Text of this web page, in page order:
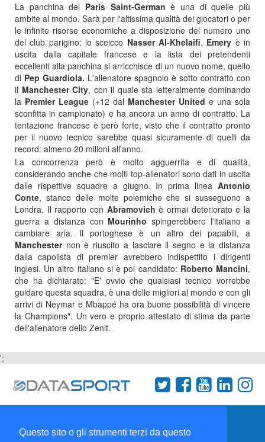
Questo sito o gli strumenti terzi da questo
La panchina del Paris Saint-German è una di quelle più
ambite al mondo. Sarà per l'altissima qualità dei giocatori o per
le infinite risorse economiche a disposizione del numero uno
del club parigino: lo sceicco Nasser Al-Khelaifi. Emery è in
uscita dalla capitale francese e la lista dei pretendenti
eccellenti alla panchina si arricchisce di un nuovo nome, quello
di Pep Guardiola. L'allenatore spagnolo è sotto contratto con
il Manchester City, con il quale sta letteralmente dominando
la Premier League (+12 dal Manchester United e una sola
sconfitta in campionato) e ha ancora un anno di contratto. La
tentazione francese è però forte, visto che il contratto pronto
per il nuovo tecnico sarebbe quasi sicuramente di quelli da
record: almeno 20 milioni all'anno.
La concorrenza però è molto agguerrita e di qualità,
considerando anche che molti top-allenatori sono dati in uscita
dalle rispettive squadre a giugno. In prima linea Antonio
Conte, stanco delle molte polemiche che si susseguono a
Londra. Il rapporto con Abramovich è ormai deteriorato e la
guerra a distanza con Mourinho spingerebbero l'italiano a
cambiare aria. Il portoghese è un altro dei papabili, a
Manchesternon è riuscito a lasciare il segno e la distanza
dalla capolista di premier avrebbero indispettito i dirigenti
inglesi. Un altro italiano si è poi candidato: Roberto Mancini,
che ha dichiarato: "E' ovvio che qualsiasi tecnico vorrebbe
guidare questa squadra, è una delle migliori al mondo e con gli
arrivi di Neymar e Mbappé ha ora buone possibilità di vincere
la Champions". Un vero e proprio attestato di stima da parte
dell'allenatore dello Zenit.
';